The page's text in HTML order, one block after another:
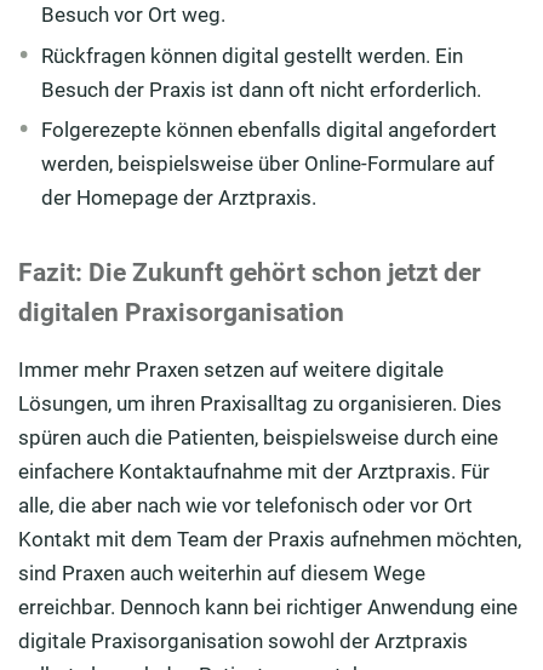
Besuch vor Ort weg.
Rückfragen können digital gestellt werden. Ein
Besuch der Praxis ist dann oft nicht erforderlich.
Folgerezepte können ebenfalls digital angefordert
werden, beispielsweise über Online-Formulare auf
der Homepage der Arztpraxis.
Fazit: Die Zukunft gehört schon jetzt der
digitalen Praxisorganisation
Immer mehr Praxen setzen auf weitere digitale
Lösungen, um ihren Praxisalltag zu organisieren. Dies
spüren auch die Patienten, beispielsweise durch eine
einfachere Kontaktaufnahme mit der Arztpraxis. Für
alle, die aber nach wie vor telefonisch oder vor Ort
Kontakt mit dem Team der Praxis aufnehmen möchten,
sind Praxen auch weiterhin auf diesem Wege
erreichbar. Dennoch kann bei richtiger Anwendung eine
digitale Praxisorganisation sowohl der Arztpraxis